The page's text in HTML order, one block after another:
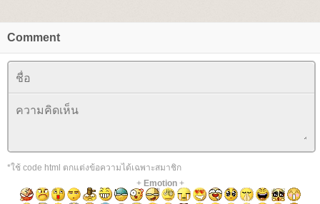
Comment
*ใช้ code html ตกแต่งข้อความได้เฉพาะสมาชิก
+ Emotion+